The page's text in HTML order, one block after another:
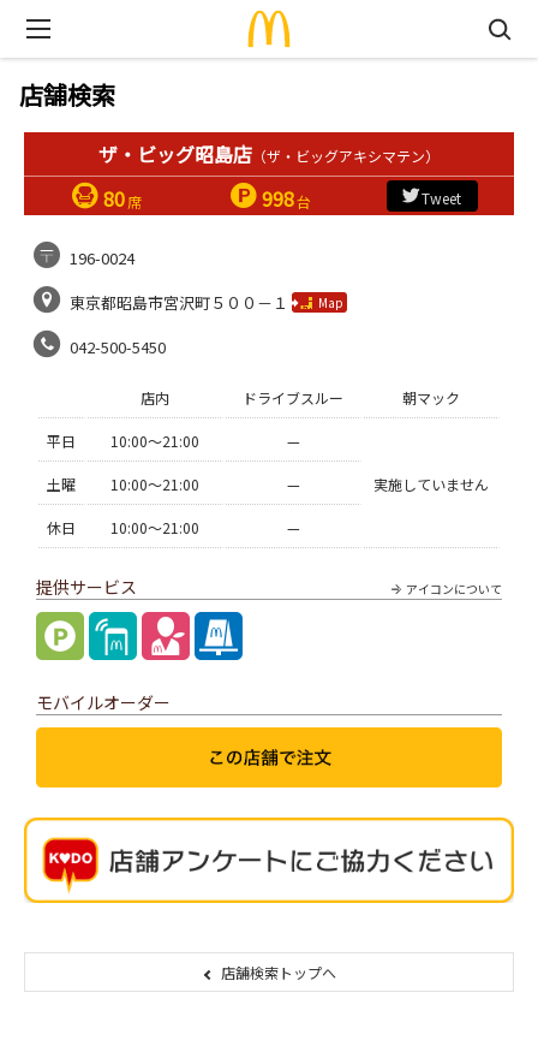
店舗検索
ザ・ビッグ昭島店 （ザ・ビッグアキシマテン）
80席 998台 Tweet
196-0024
東京都昭島市宮沢町５００－１
Map
042-500-5450
店内 ドライブスルー 朝マック
平日 10:00〜21:00 —
実施していません
土曜 10:00〜21:00 —
休日 10:00〜21:00 —
アイコンについて
提供サービス
モバイルオーダー
店舗検索トップへ